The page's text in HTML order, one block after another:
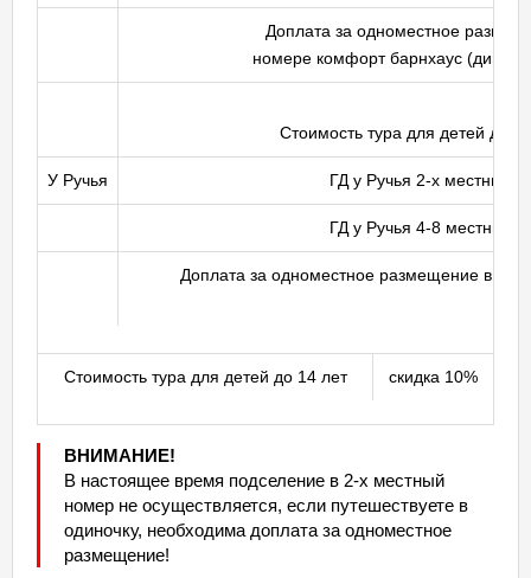
Доплата за одноместное
номере комфорт барнхаус (диван-
Стоимость тура для детей до
У Ручья ГД у Ручья 2-х местный
ГД у Ручья 4-8 местный
Доплата за одноместное размещение в
Стоимость тура для детей до 14 лет скидка 10%
ВНИМАНИЕ!
В настоящее время подселение в 2-х местный
номер не осуществляется, если путешествуете в
одиночку, необходима доплата за одноместное
размещение!